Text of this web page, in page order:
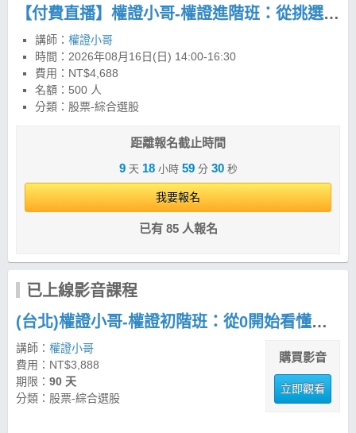
【付費直播】權證小哥-權證進階班：從挑選到實戰，建立權證交易策略與風控框架
講師： 權證小哥
時間： 2026年08月16日(日) 14:00-16:30
費用：NT$4,688
名額：500 人
分類：股票-綜合選股
距離報名截止時間
9天 18小時 59分 29秒
我要報名
已有 85 人報名
已上線影音課程
(台北)權證小哥-權證初階班：從0開始看懂權證，建立挑選與避雷能力
講師： 權證小哥
費用：NT$3,888
期限： 90 天
分類：股票-綜合選股
購買影音
立即觀看